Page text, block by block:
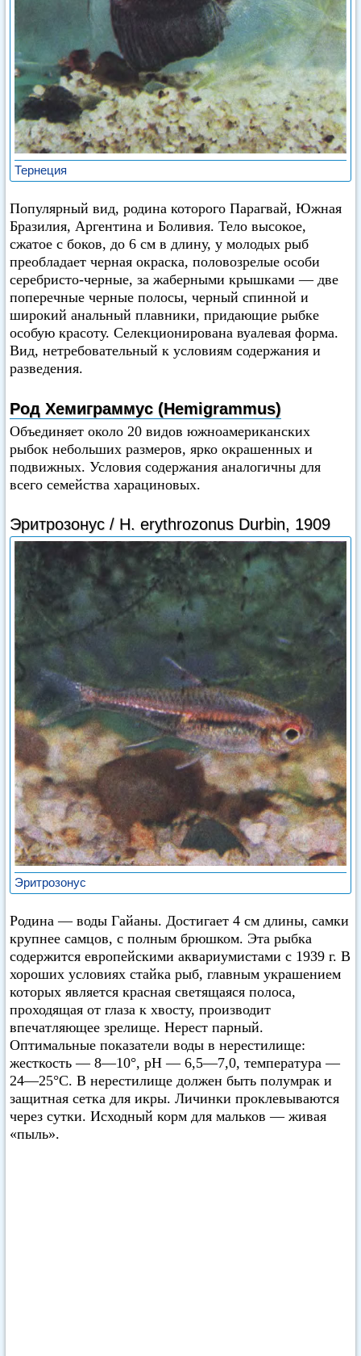
Тернеция
Популярный вид, родина которого Парагвай, Южная
Бразилия, Аргентина и Боливия. Тело высокое,
сжатое с боков, до 6 см в длину, у молодых рыб
преобладает черная окраска, половозрелые особи
серебристо-черные, за жаберными крышками — две
поперечные черные полосы, черный спинной и
широкий анальный плавники, придающие рыбке
особую красоту. Селекционирована вуалевая форма.
Вид, нетребовательный к условиям содержания и
разведения.
Род Хемиграммус (Hemigrammus)
Объединяет около 20 видов южноамериканских
рыбок небольших размеров, ярко окрашенных и
подвижных. Условия содержания аналогичны для
всего семейства харациновых.
Эритрозонус / Н. erythrozonus Durbin, 1909
Эритрозонус
Родина — воды Гайаны. Достигает 4 см длины, самки
крупнее самцов, с полным брюшком. Эта рыбка
содержится европейскими аквариумистами с 1939 г. В
хороших условиях стайка рыб, главным украшением
которых является красная светящаяся полоса,
проходящая от глаза к хвосту, производит
впечатляющее зрелище. Нерест парный.
Оптимальные показатели воды в нерестилище:
жесткость — 8—10°, pH — 6,5—7,0, температура —
24—25°C. В нерестилище должен быть полумрак и
защитная сетка для икры. Личинки проклевываются
через сутки. Исходный корм для мальков — живая
«пыль».